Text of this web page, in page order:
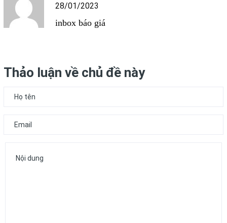
28/01/2023
inbox báo giá
Thảo luận về chủ đề này